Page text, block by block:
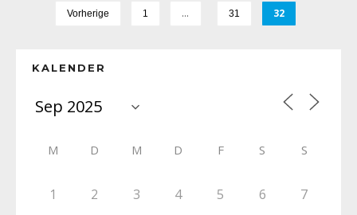
Vorherige 1 … 31 32
KALENDER
M D M D F S S
1 2 3 4 5 6 7